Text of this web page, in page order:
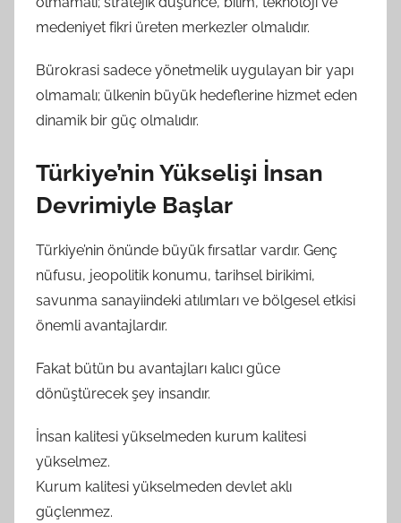
medeniyet fikri üreten merkezler olmalıdır.
Bürokrasi sadece yönetmelik uygulayan bir yapı
olmamalı; ülkenin büyük hedeflerine hizmet eden
dinamik bir güç olmalıdır.
Türkiye’nin Yükselişi İnsan
Devrimiyle Başlar
Türkiye’nin önünde büyük fırsatlar vardır. Genç
nüfusu, jeopolitik konumu, tarihsel birikimi,
savunma sanayiindeki atılımları ve bölgesel etkisi
önemli avantajlardır.
Fakat bütün bu avantajları kalıcı güce
dönüştürecek şey insandır.
İnsan kalitesi yükselmeden kurum kalitesi
yükselmez.
Kurum kalitesi yükselmeden devlet aklı
güçlenmez.